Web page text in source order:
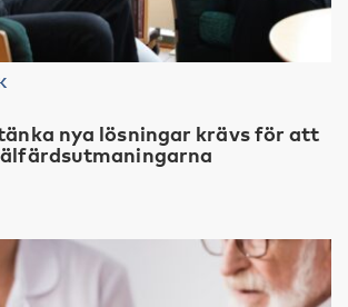
nya lösningar krävs för att